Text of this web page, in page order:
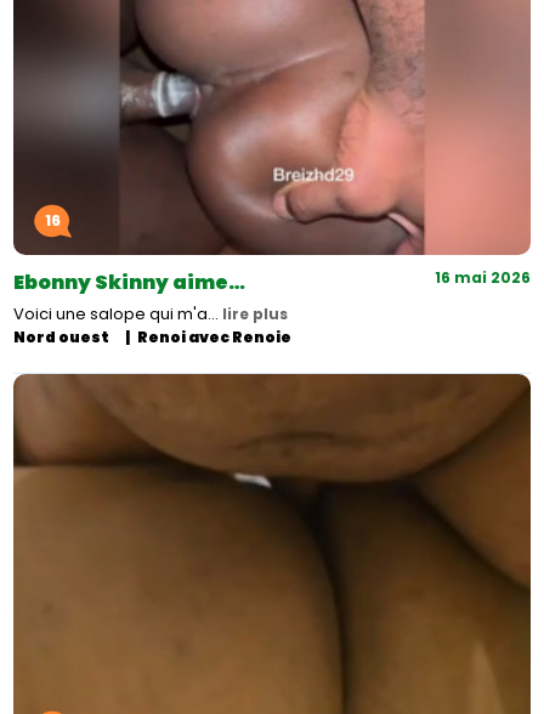
16
Ebonny Skinny aime… 16 mai 2026
Voici une salope qui m'a… lire plus
Nord ouest
Renoi avec Renoie